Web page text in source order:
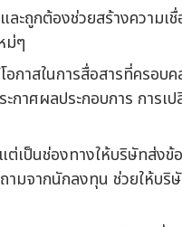
ละถูกต้องช่วยสร้างความ
ม่ๆ
กาสในการสื่อสารที่ครอบ
กาศผลประกอบการ การ
เป็นช่องทางให้บริษัทส่งข้
ามจากนักลงทุน ช่วยให้บ